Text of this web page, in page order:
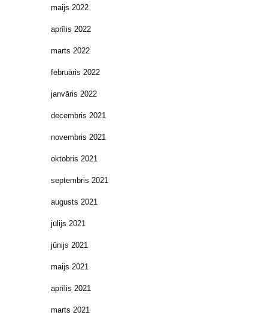
maijs 2022
aprīlis 2022
marts 2022
februāris 2022
janvāris 2022
decembris 2021
novembris 2021
oktobris 2021
septembris 2021
augusts 2021
jūlijs 2021
jūnijs 2021
maijs 2021
aprīlis 2021
marts 2021